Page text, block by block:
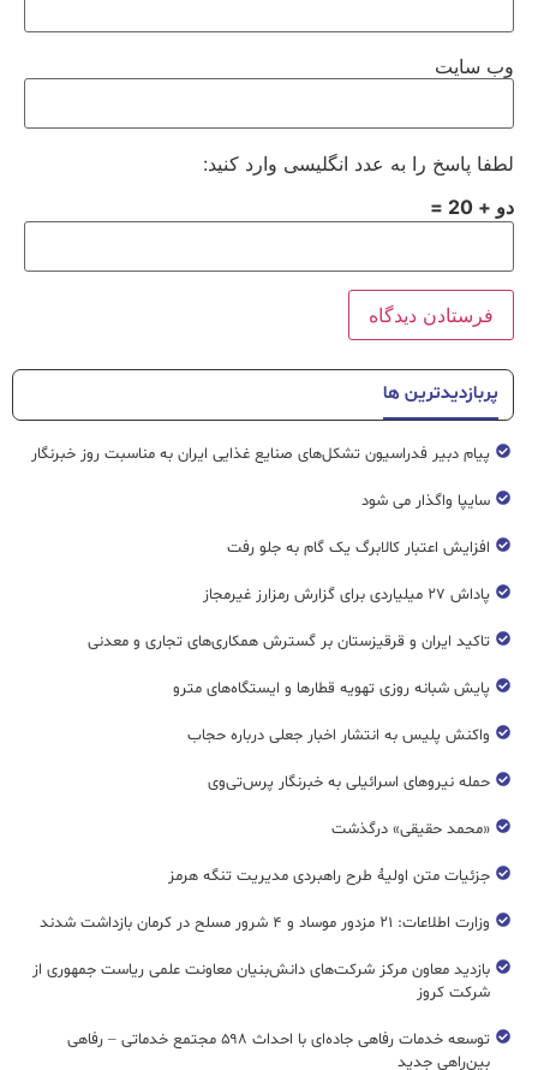
وب‌ سایت
لطفا پاسخ را به عدد انگلیسی وارد کنید:
دو + 20 =
پربازدیدترین ها
پیام دبیر فدراسیون تشکل‌های صنایع غذایی ایران به مناسبت روز خبرنگار
سایپا واگذار می شود
افزایش اعتبار کالابرگ یک گام به جلو رفت
پاداش ۲۷ میلیاردی برای گزارش رمزارز غیرمجاز
تاکید ایران و قرقیزستان بر گسترش همکاری‌های تجاری و معدنی
پایش شبانه روزی تهویه قطار‌ها و ایستگاه‌های مترو
واکنش پلیس به انتشار اخبار جعلی درباره حجاب
حمله نیروهای اسرائیلی به خبرنگار پرس‌تی‌وی
«محمد حقیقی» درگذشت
جزئیات متن اولیۀ طرح راهبردی مدیریت تنگه هرمز
وزارت اطلاعات: ۲۱ مزدور موساد و ۴ شرور مسلح در کرمان بازداشت شدند
بازدید معاون مرکز شرکت‌های دانش‌بنیان معاونت علمی ریاست جمهوری از
شرکت کروز
توسعه خدمات رفاهی جاده‌ای با احداث ۵۹۸ مجتمع خدماتی – رفاهی
بین‌راهی جدید